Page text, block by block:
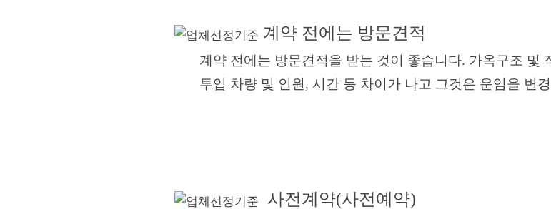
계약 전에는 방문견적
계약 전에는 방문견적을 받는 것이 좋습니다. 가옥구조 및
투입 차량 및 인원, 시간 등 차이가 나고 그것은 운임을 변경
사전계약(사전예약)